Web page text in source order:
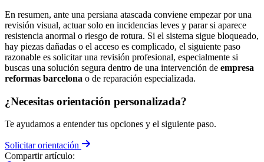
En resumen, ante una persiana atascada conviene empezar por una
revisión visual, actuar solo en incidencias leves y parar si aparece
resistencia anormal o riesgo de rotura. Si el sistema sigue bloqueado,
hay piezas dañadas o el acceso es complicado, el siguiente paso
razonable es solicitar una revisión profesional, especialmente si
buscas una solución segura dentro de una intervención de empresa
reformas barcelona o de reparación especializada.
¿Necesitas orientación personalizada?
Te ayudamos a entender tus opciones y el siguiente paso.
Solicitar orientación
Compartir artículo: